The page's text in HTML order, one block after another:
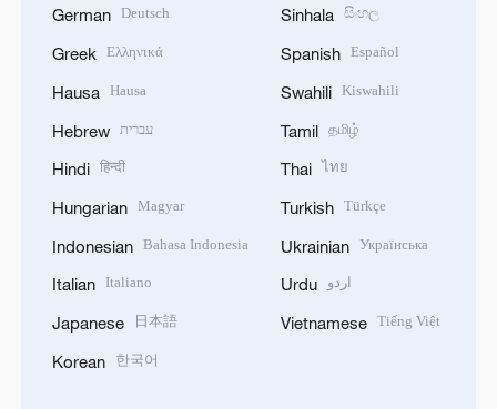
German Deutsch
Greek Ελληνικά
Hausa Hausa
Hebrew עברית
Hindi हिन्दी
Hungarian Magyar
Indonesian Bahasa Indonesia
Italian Italiano
Japanese 日本語
Korean 한국어
Sinhala සිංහල
Spanish Español
Swahili Kiswahili
Tamil தமிழ்
Thai ไทย
Turkish Türkçe
Ukrainian Українська
Urdu اردو
Vietnamese Tiếng Việt